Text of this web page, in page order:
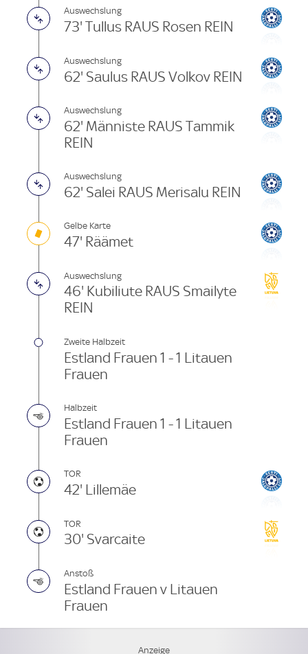
Auswechslung
73' Tullus RAUS Rosen REIN
Auswechslung
62' Saulus RAUS Volkov REIN
Auswechslung
62' Männiste RAUS Tammik
REIN
Auswechslung
62' Salei RAUS Merisalu REIN
Gelbe Karte
47' Räämet
Auswechslung
46' Kubiliute RAUS Smailyte
REIN
Zweite Halbzeit
Estland Frauen 1 - 1 Litauen
Frauen
Halbzeit
Estland Frauen 1 - 1 Litauen
Frauen
TOR
42' Lillemäe
TOR
30' Svarcaite
Anstoß
Estland Frauen v Litauen
Frauen